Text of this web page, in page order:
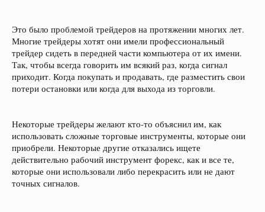
Это было проблемой трейдеров на протяжении многих лет.
Многие трейдеры хотят они имели профессиональный
трейдер сидеть в передней части компьютера от их имени.
Так, чтобы всегда говорить им всякий раз, когда сигнал
приходит. Когда покупать и продавать, где разместить свои
потери остановки или когда для выхода из торговли.
Некоторые трейдеры желают кто-то объяснил им, как
использовать сложные торговые инструменты, которые они
приобрели. Некоторые другие отказались ищете
действительно рабочий инструмент форекс, как и все те,
которые они использовали либо перекрасить или не дают
точных сигналов.